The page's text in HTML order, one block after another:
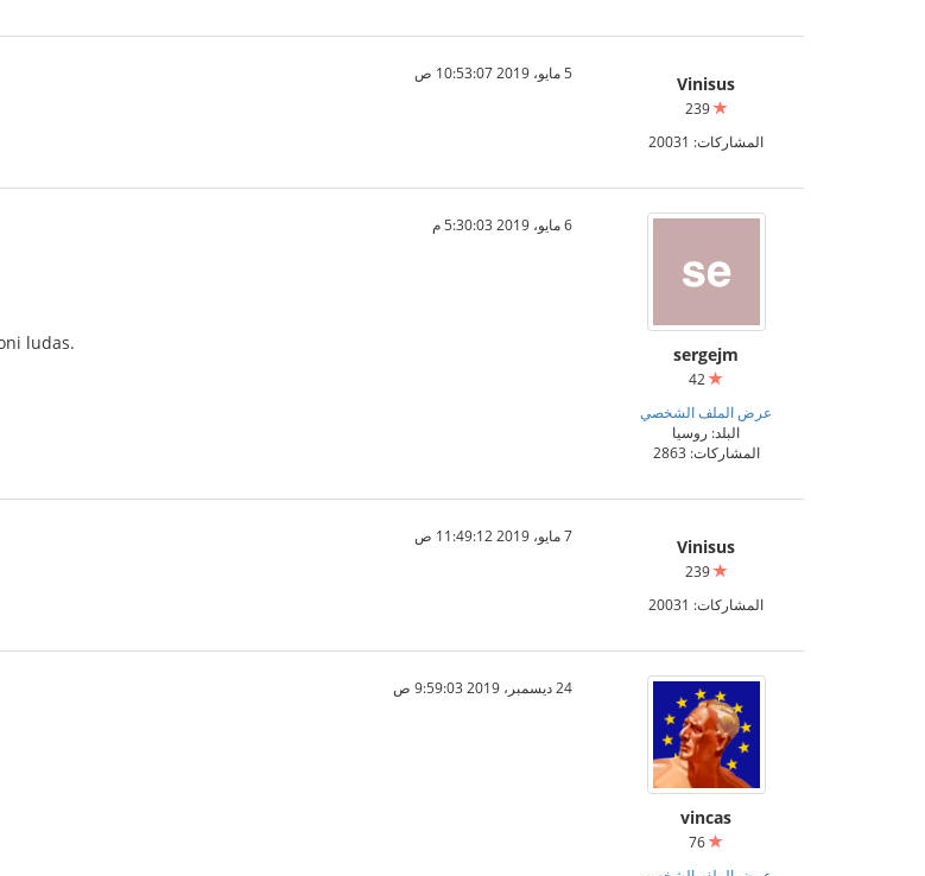
Vinisus
239
المشاركات: 20031
5 مايو، 2019 10:53:07 ص
sergejm
عرض الملف الشخصي
البلد: روسيا
المشاركات: 2863
6 مايو، 2019 5:30:03 م
ludas.
Vinisus
239
المشاركات: 20031
7 مايو، 2019 11:49:12 ص
vincas
24 ديسمبر، 2019 9:59:03 ص